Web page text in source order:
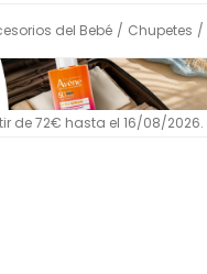
del Bebé / Chupetes /
de 72€ hasta el 16/08/